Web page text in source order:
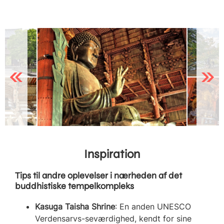
Previous Next
Inspiration
Tips til andre oplevelser i nærheden af det
buddhistiske tempelkompleks
Kasuga Taisha Shrine: En anden UNESCO
Verdensarvs-seværdighed, kendt for sine